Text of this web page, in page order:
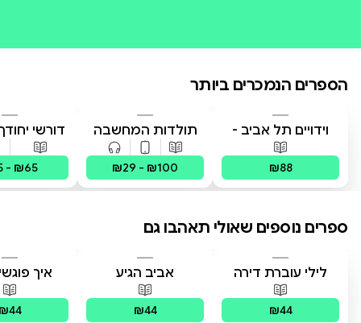
הספרים הנמכרים ביותר
וידויים תל אביב -
TLV Confessions
פורמטים זמינים: מודפס
₪88
תולדות המחשבה
האנושית
פורמטים זמינים: מודפס,
₪29 - ₪100
דורשי
- ₪65
ספרים נוספים שאולי תאהבו גם
לילי עוברת דירה
פורמטים זמינים: מודפס
₪44
אביב הגיע
פורמטים זמינים: מודפס
₪44
איך